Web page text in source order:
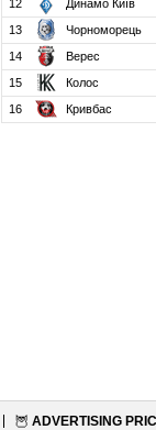
12
Динамо Київ
13
Чорноморець
14
Верес
15
Колос
16
Кривбас
🦉 ADVERTISING